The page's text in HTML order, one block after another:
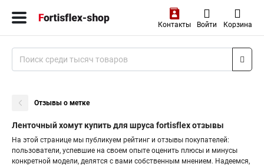
Контакты Войти Корзина
Отзывы о метке
Ленточный хомут купить для шруса fortisflex отзывы
На этой странице мы публикуем рейтинг и отзывы покупателей:
пользователи, успевшие на своем опыте оценить плюсы и минусы
конкретной модели, делятся с вами собственным мнением. Надеемся,